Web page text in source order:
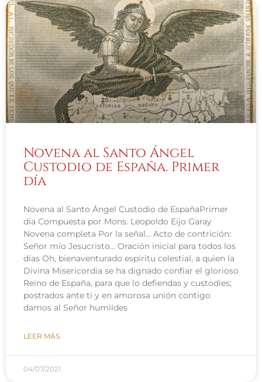
Novena al Santo Ángel
Custodio de España. Primer
día
Novena al Santo Ángel Custodio de EspañaPrimer
día Compuesta por Mons. Leopoldo Eijo Garay
Novena completa Por la señal… Acto de contrición:
Señor mío Jesucristo… Oración inicial para todos los
días Oh, bienaventurado espíritu celestial, a quien la
Divina Misericordia se ha dignado confiar el glorioso
Reino de España, para que lo defiendas y custodies;
postrados ante ti y en amorosa unión contigo
damos al Señor humildes
LEER MÁS
04/07/2021